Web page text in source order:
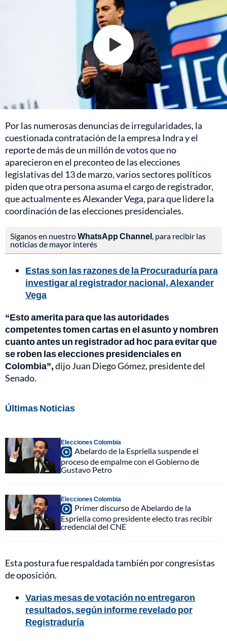
Por las numerosas denuncias de irregularidades, la
cuestionada contratación de la empresa Indra y el
reporte de más de un millón de votos que no
aparecieron en el preconteo de las elecciones
legislativas del 13 de marzo, varios sectores políticos
piden que otra persona asuma el cargo de registrador,
que actualmente es Alexander Vega, para que lidere la
coordinación de las elecciones presidenciales.
Síganos en nuestroWhatsApp Channel , para recibir las
noticias de mayor interés
Estas son las razones de la Procuraduría para
investigar al registrador nacional, Alexander
Vega
“Esto amerita para que las autoridades
competentes tomen cartas en el asunto y nombren
cuanto antes un registrador ad hoc para evitar que
se roben las elecciones presidenciales en
Colombia”,dijo Juan Diego Gómez, presidente del
Senado.
Últimas Noticias
Elecciones Colombia
Abelardo de la Espriella suspende el
proceso de empalme con el Gobierno de
Gustavo Petro
Elecciones Colombia
Primer discurso de Abelardo de la
Espriella como presidente electo tras recibir
credencial del CNE
Esta postura fue respaldada también por congresistas
de oposición.
Varias mesas de votación no entregaron
resultados, según informe revelado por
Registraduría